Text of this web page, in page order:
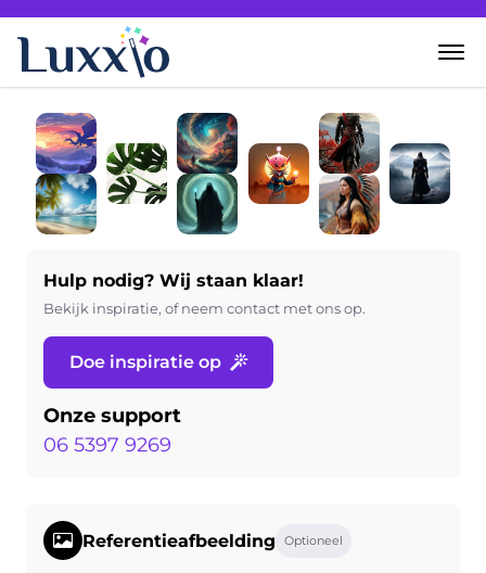
Home
Wanddecoratie
Over Luxxio
Contact
Hulp nodig? Wij staan klaar!
Bekijk inspiratie, of neem contact met ons op.
Doe inspiratie op
Onze support
06 5397 9269
Referentieafbeelding Optioneel